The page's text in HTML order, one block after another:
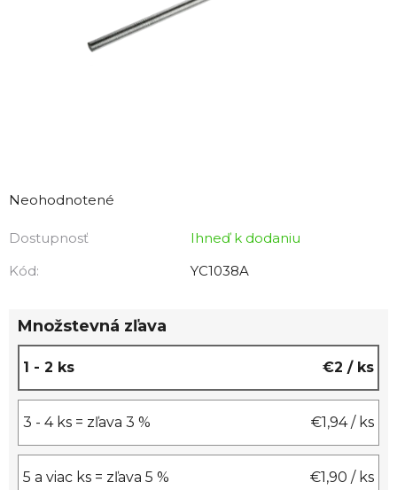
hodnotenie
je
0,0
hviezdičiek.
Neohodnotené
Dostupnosť
Ihneď k dodaniu
Kód:
YC1038A
Množstevná zľava
1 - 2 ks €2 / ks
3 - 4 ks = zľava 3 % €1,94/ ks
5 a viac ks = zľava 5 % €1,90 / ks